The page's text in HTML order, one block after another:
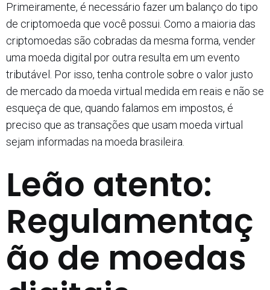
Primeiramente, é necessário fazer um balanço do tipo
de criptomoeda que você possui. Como a maioria das
criptomoedas são cobradas da mesma forma, vender
uma moeda digital por outra resulta em um evento
tributável. Por isso, tenha controle sobre o valor justo
de mercado da moeda virtual medida em reais e não se
esqueça de que, quando falamos em impostos, é
preciso que as transações que usam moeda virtual
sejam informadas na moeda brasileira.
Leão atento:
Regulamentaç
ão de moedas